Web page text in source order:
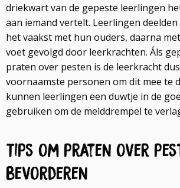
driekwart van de gepeste leerlingen
aan iemand vertelt. Leerlingen
het vaakst met hun ouders, daarna
voet gevolgd door leerkrachten. Áls
praten over pesten is de leerkracht
voornaamste personen om dit mee te
kunnen leerlingen een duwtje in de
gebruiken om de melddrempel te
Tips om praten over
bevorderen